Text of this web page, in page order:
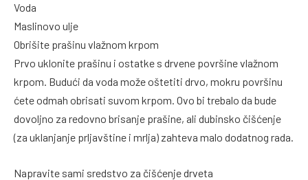
Voda
Maslinovo ulje
Obrišite prašinu vlažnom krpom
Prvo uklonite prašinu i ostatke s drvene površine vlažnom
krpom. Budući da voda može oštetiti drvo, mokru površinu
ćete odmah obrisati suvom krpom. Ovo bi trebalo da bude
dovoljno za redovno brisanje prašine, ali dubinsko čišćenje
(za uklanjanje prljavštine i mrlja) zahteva malo dodatnog rada.
Napravite sami sredstvo za čišćenje drveta